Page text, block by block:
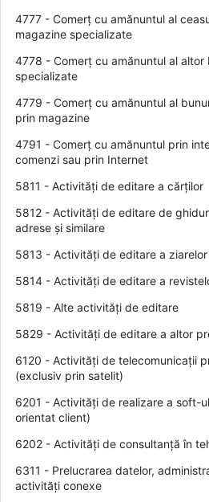
4777 - Comerț cu amănuntul al
magazine specializate
4778 - Comerț cu amănuntul al altor
specializate
4779 - Comerț cu amănuntul al
prin magazine
4791 - Comerț cu amănuntul prin
comenzi sau prin Internet
5811 - Activități de editare a cărților
5812 - Activități de editare de
adrese și similare
5813 - Activități de editare a ziarelor
5814 - Activități de editare a
5819 - Alte activități de editare
5829 - Activități de editare a altor
6120 - Activități de telecomunicații
(exclusiv prin satelit)
6201 - Activități de realizare a soft-
orientat client)
6202 - Activități de consultanță în
6311 - Prelucrarea datelor,
activități conexe